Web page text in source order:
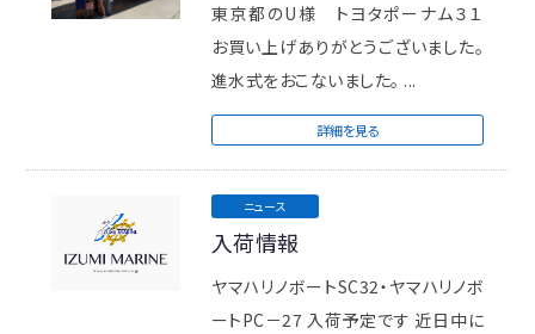
東京都のU様 トヨタポーナム３１
お買い上げありがとうございました。
進水式をおこないました。 ...
詳細を見る
ニュース
入荷情報
ヤマハリノボートSC32・ヤマハリノボ
ートPC－27 入荷予定です 近日中に